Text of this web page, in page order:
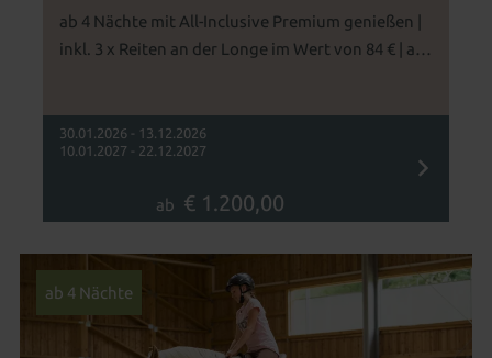
ab 4 Nächte mit All-Inclusive Premium genießen |
inkl. 3 x Reiten an der Longe im Wert von 84 € | ab
30.01.2026 - 13.12.2026
10.01.2027 - 22.12.2027
ab € 1.200,00
ab 4 Nächte